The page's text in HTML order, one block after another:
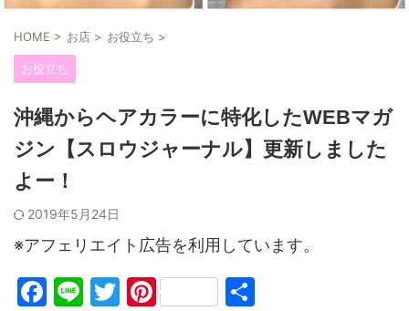
HOME > お店 > お役立ち >
お役立ち
沖縄からヘアカラーに特化したWEBマガ
ジン【スロウジャーナル】更新しました
よー！
2019年5月24日
※アフェリエイト広告を利用しています。
F
Li T Pi